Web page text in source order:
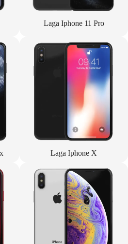
Laga Iphone 11 Pro
Laga Iphone X